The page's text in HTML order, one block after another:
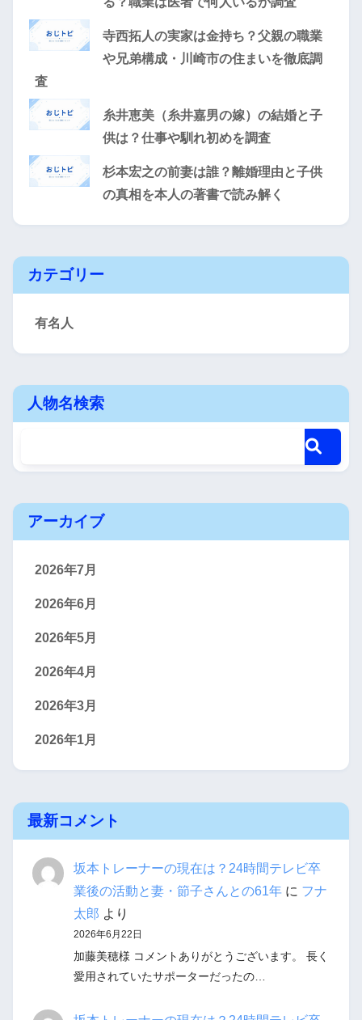
寺西拓人の実家は金持ち？父親の職業
や兄弟構成・川崎市の住まいを徹底調
査
糸井恵美（糸井嘉男の嫁）の結婚と子
供は？仕事や馴れ初めを調査
杉本宏之の前妻は誰？離婚理由と子供
の真相を本人の著書で読み解く
カテゴリー
有名人
人物名検索
アーカイブ
2026年7月
2026年6月
2026年5月
2026年4月
2026年3月
2026年1月
最新コメント
坂本トレーナーの現在は？24時間テレビ卒
業後の活動と妻・節子さんとの61年に フナ
太郎 より
2026年6月22日
加藤美穂様 コメントありがとうございます。 長く
愛用されていたサポーターだったの…